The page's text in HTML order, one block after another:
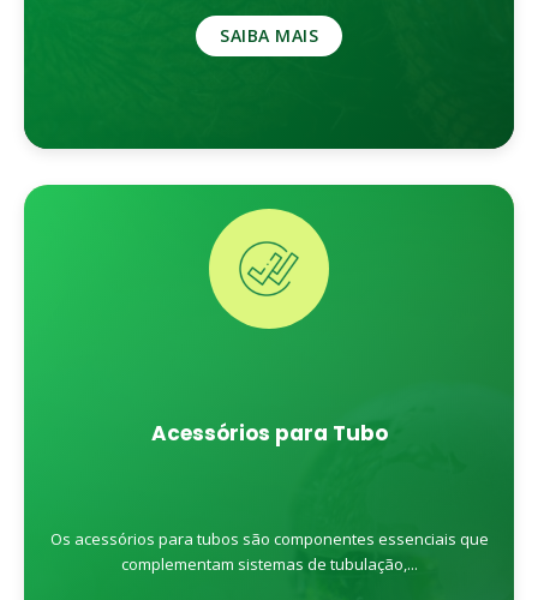
SAIBA MAIS
Acessórios para Tubo
Os acessórios para tubos são componentes essenciais que
complementam sistemas de tubulação,...